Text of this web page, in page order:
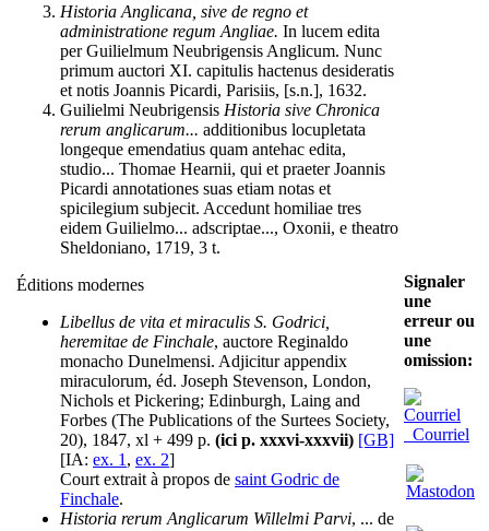
Historia Anglicana, sive de regno et
administratione regum Angliae. In lucem edita
per Guilielmum Neubrigensis Anglicum. Nunc
primum auctori XI. capitulis hactenus desideratis
et notis Joannis Picardi, Parisiis, [s.n.], 1632.
Guilielmi Neubrigensis Historia sive Chronica
rerum anglicarum... additionibus locupletata
longeque emendatius quam antehac edita,
studio... Thomae Hearnii, qui et praeter Joannis
Picardi annotationes suas etiam notas et
spicilegium subjecit. Accedunt homiliae tres
eidem Guilielmo... adscriptae..., Oxonii, e theatro
Sheldoniano, 1719, 3 t.
Éditions modernes
Libellus de vita et miraculis S. Godrici,
heremitae de Finchale, auctore Reginaldo
monacho Dunelmensi. Adjicitur appendix
miraculorum, éd. Joseph Stevenson, London,
Nichols et Pickering; Edinburgh, Laing and
Forbes (The Publications of the Surtees Society,
20), 1847, xl + 499 p. (ici p. xxxvi-xxxvii) [GB]
[IA: ex. 1 , ex. 2]
Court extrait à propos de saint Godric de
Finchale.
Historia rerum Anglicarum Willelmi Parvi, ... de
Signaler
une
erreur ou
une
omission:
Courriel